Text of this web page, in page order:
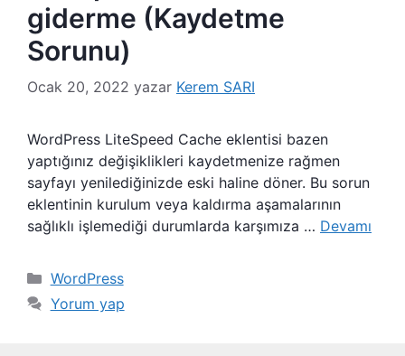
giderme (Kaydetme
Sorunu)
Ocak 20, 2022 yazar Kerem SARI
WordPress LiteSpeed Cache eklentisi bazen
yaptığınız değişiklikleri kaydetmenize rağmen
sayfayı yenilediğinizde eski haline döner. Bu sorun
eklentinin kurulum veya kaldırma aşamalarının
sağlıklı işlemediği durumlarda karşımıza … Devamı
Kategoriler
WordPress
Yorum yap